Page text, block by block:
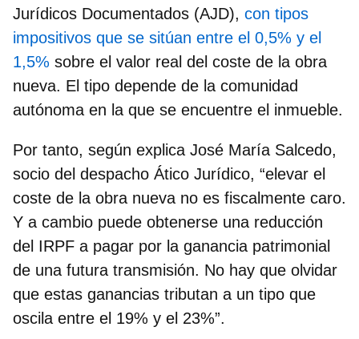
Jurídicos Documentados (AJD), con tipos
impositivos que se sitúan entre el 0,5% y el
1,5% sobre el valor real del coste de la obra
nueva. El tipo depende de la comunidad
autónoma en la que se encuentre el inmueble.
Por tanto, según explica José María Salcedo,
socio del despacho Ático Jurídico, “elevar el
coste de la obra nueva no es fiscalmente caro.
Y a cambio puede obtenerse una reducción
del IRPF a pagar por la ganancia patrimonial
de una futura transmisión. No hay que olvidar
que estas ganancias tributan a un tipo que
oscila entre el 19% y el 23%”.